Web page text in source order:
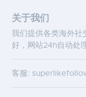
关于我们
我们提供各类海外社
好，网站24h自动处
客服: